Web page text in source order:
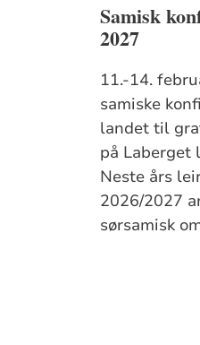
Samisk
2027
11.-14.
samiske
landet til
på Laberget
Neste års
2026/2027
sørsamisk